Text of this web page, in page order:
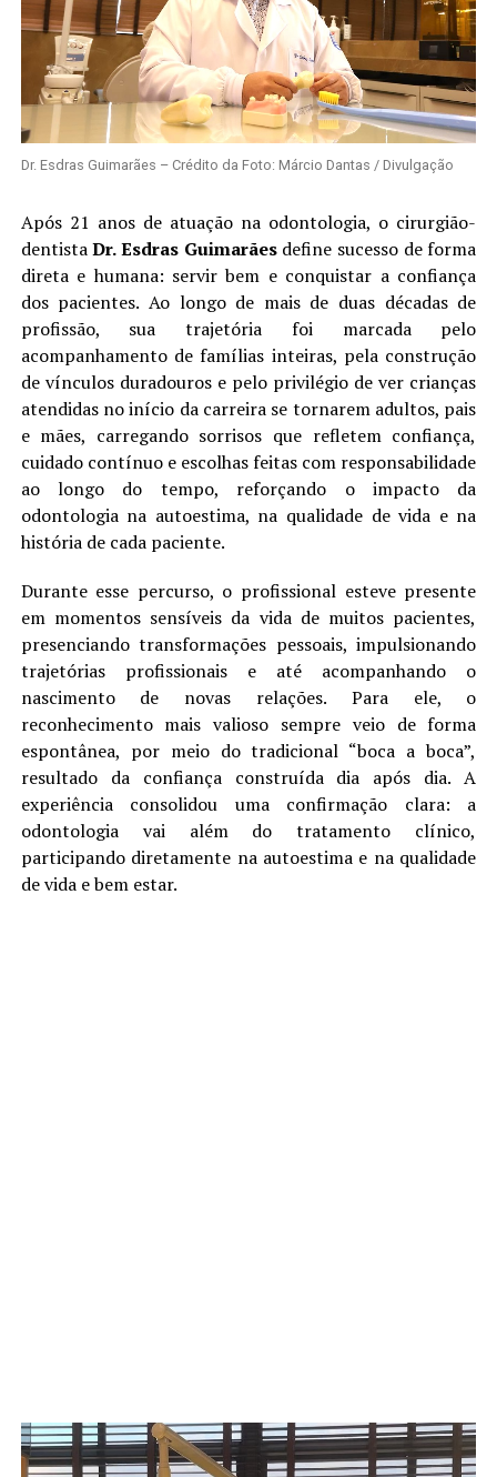
Dr. Esdras Guimarães – Crédito da Foto: Márcio Dantas / Divulgação
Após 21 anos de atuação na odontologia, o cirurgião-
dentistaDr. Esdras Guimarãesdefine sucesso de forma
direta e humana: servir bem e conquistar a confiança
dos pacientes. Ao longo de mais de duas décadas de
profissão, sua trajetória foi marcada pelo
acompanhamento de famílias inteiras, pela construção
de vínculos duradouros e pelo privilégio de ver crianças
atendidas no início da carreira se tornarem adultos, pais
e mães, carregando sorrisos que refletem confiança,
cuidado contínuo e escolhas feitas com responsabilidade
ao longo do tempo, reforçando o impacto da
odontologia na autoestima, na qualidade de vida e na
história de cada paciente.
Durante esse percurso, o profissional esteve presente
em momentos sensíveis da vida de muitos pacientes,
presenciando transformações pessoais, impulsionando
trajetórias profissionais e até acompanhando o
nascimento de novas relações. Para ele, o
reconhecimento mais valioso sempre veio de forma
espontânea, por meio do tradicional “boca a boca”,
resultado da confiança construída dia após dia. A
experiência consolidou uma confirmação clara: a
odontologia vai além do tratamento clínico,
participando diretamente na autoestima e na qualidade
de vida e bem estar.